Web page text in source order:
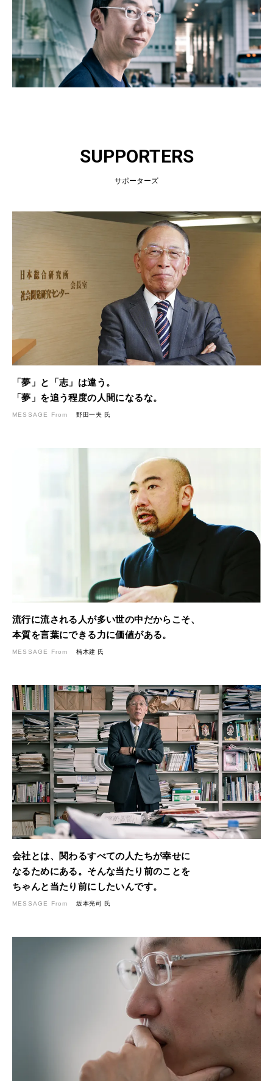
SUPPORTERS
サポーターズ
「夢」と「志」は違う。
「夢」を追う程度の人間になるな。
MESSAGE From 野田一夫 氏
流行に流される人が多い世の中だからこそ、
本質を言葉にできる力に価値がある。
MESSAGE From 楠木建 氏
会社とは、関わるすべての人たちが幸せに
なるためにある。 そんな当たり前のことを
ちゃんと当たり前にしたいんです。
MESSAGE From 坂本光司 氏